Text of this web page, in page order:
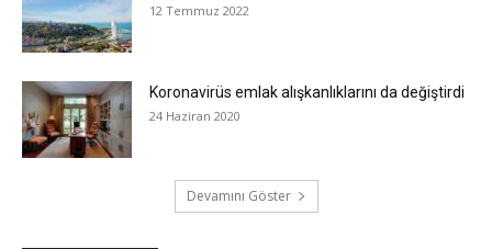
12 Temmuz 2022
Koronavirüs emlak alışkanlıklarını da değiştirdi
24 Haziran 2020
Devamını Göster